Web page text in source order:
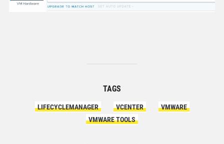
TAGS
LIFECYCLEMANAGER VCENTER
VMWARE
VMWARE TOOLS